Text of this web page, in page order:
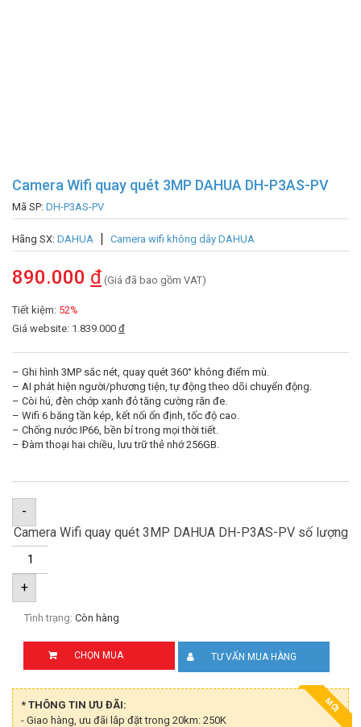
Camera Wifi quay quét 3MP DAHUA DH-P3AS-PV
Mã SP: DH-P3AS-PV
Hãng SX: DAHUA Camera wifi không dây DAHUA
890.000 đ (Giá đã bao gồm VAT)
Tiết kiệm: 52%
Giá website: 1.839.000 đ
– Ghi hình 3MP sắc nét, quay quét 360° không điểm mù.
– AI phát hiện người/phương tiện, tự động theo dõi chuyển động.
– Còi hú, đèn chớp xanh đỏ tăng cường răn đe.
– Wifi 6 băng tần kép, kết nối ổn định, tốc độ cao.
– Chống nước IP66, bền bỉ trong mọi thời tiết.
– Đàm thoại hai chiều, lưu trữ thẻ nhớ 256GB.
-
Camera Wifi quay quét 3MP DAHUA DH-P3AS-PV số lượng
+
Tình trạng: Còn hàng
CHỌN MUA TƯ VẤN MUA HÀNG
MỚI
* THÔNG TIN ƯU ĐÃI:
- Giao hàng, ưu đãi lắp đặt trong 20km: 250K